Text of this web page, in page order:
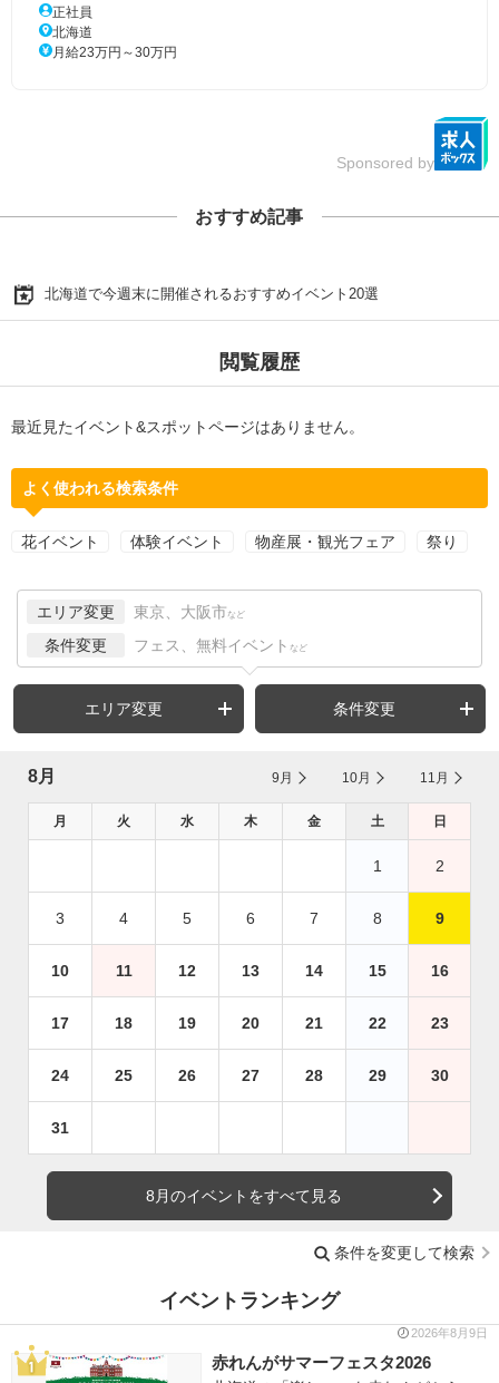
正社員
北海道
月給23万円～30万円
Sponsored by
おすすめ記事
北海道で今週末に開催されるおすすめイベント20選
閲覧履歴
最近見たイベント&スポットページはありません。
よく使われる検索条件
花イベント 体験イベント 物産展・観光フェア 祭り
エリア変更 東京、大阪市 など
条件変更 フェス、無料イベント など
エリア変更 条件変更
8月 9月 10月 11月
月 火 水 木 金 土 日
1 2
3 4 5 6 7 8 9
10 11 12 13 14 15 16
17 18 19 20 21 22 23
24 25 26 27 28 29 30
31
8月のイベントをすべて見る
条件を変更して検索
イベントランキング
2026年8月9日
赤れんがサマーフェスタ2026